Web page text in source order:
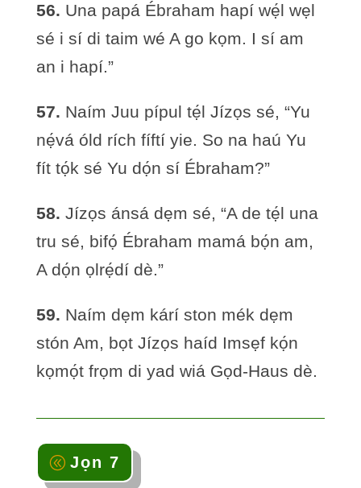
56. Una papá Ébraham hapí wẹ́l wẹl
sé i sí di taim wé A go kọm. I sí am
an i hapí.”
57. Naím Juu pípul tẹ́l Jízọs sé, “Yu
nẹ́vá óld rích fíftí yie. So na haú Yu
fít tọ́k sé Yu dọ́n sí Ébraham?”
58. Jízọs ánsá dẹm sé, “A de tẹ́l una
tru sé, bifọ́ Ébraham mamá bọ́n am,
A dọ́n ọlrẹ́dí dè.”
59. Naím dẹm kárí ston mék dẹm
stón Am, bọt Jízọs haíd Imsẹf kọ́n
kọmọ́t frọm di yad wiá Gọd-Haus dè.
Jọn 7